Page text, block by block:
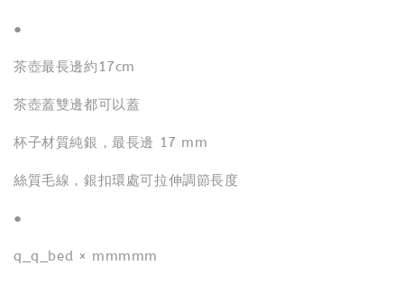
●
茶壺最長邊約17cm
茶壺蓋雙邊都可以蓋
杯子材質純銀，最長邊 17 mm
絲質毛線，銀扣環處可拉伸調節長度
●
q_q_bed × mmmmm